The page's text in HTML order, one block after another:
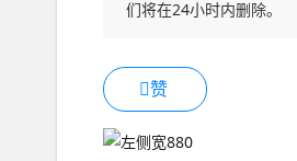
们将在24小时内删除。
赞